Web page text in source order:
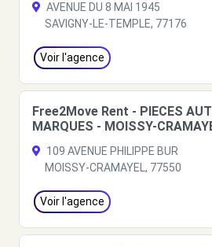
AVENUE DU 8 MAI 1945
SAVIGNY-LE-TEMPLE, 77176
Voir l'agence
Free2Move Rent - PIECES
MARQUES - MOISSY-
109 AVENUE PHILIPPE BUR
MOISSY-CRAMAYEL, 77550
Voir l'agence